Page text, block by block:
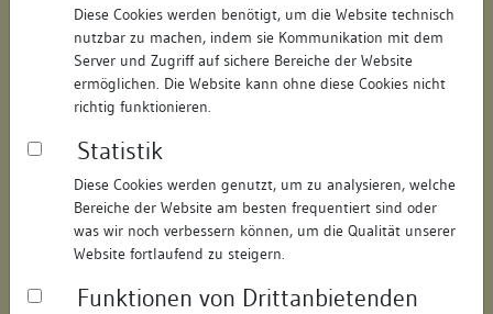
Diese Cookies werden benötigt, um die Website technisch
nutzbar zu machen, indem sie Kommunikation mit dem
Server und Zugriff auf sichere Bereiche der Website
ermöglichen. Die Website kann ohne diese Cookies nicht
richtig funktionieren.
Statistik
Diese Cookies werden genutzt, um zu analysieren, welche
Bereiche der Website am besten frequentiert sind oder
was wir noch verbessern können, um die Qualität unserer
Website fortlaufend zu steigern.
Funktionen von Drittanbietenden
178928152021/Datum:04.05.2016
Datenbestand:
Bauforschung und Restaurierung
Als PDF herunterladen:
Objektdaten
Straße: Schulbrunnengasse
Hausnummer: 1
Postleitzahl: 74354